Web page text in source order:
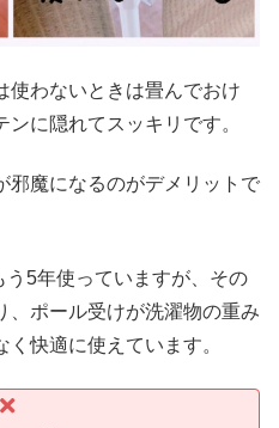
使わないときは畳んでおけ
に隠れてスッキリです。
邪魔になるのがデメリットで
5年使っていますが、その
、ポール受けが洗濯物の重み
快適に使えています。